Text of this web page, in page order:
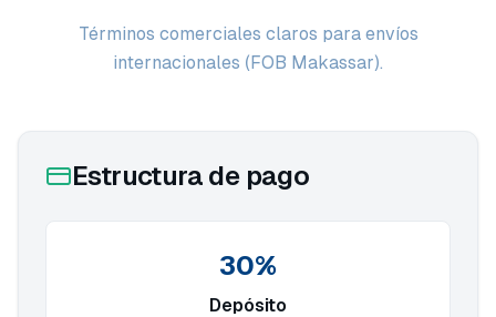
Términos comerciales claros para envíos
internacionales (FOB Makassar).
Estructura de pago
30%
Depósito